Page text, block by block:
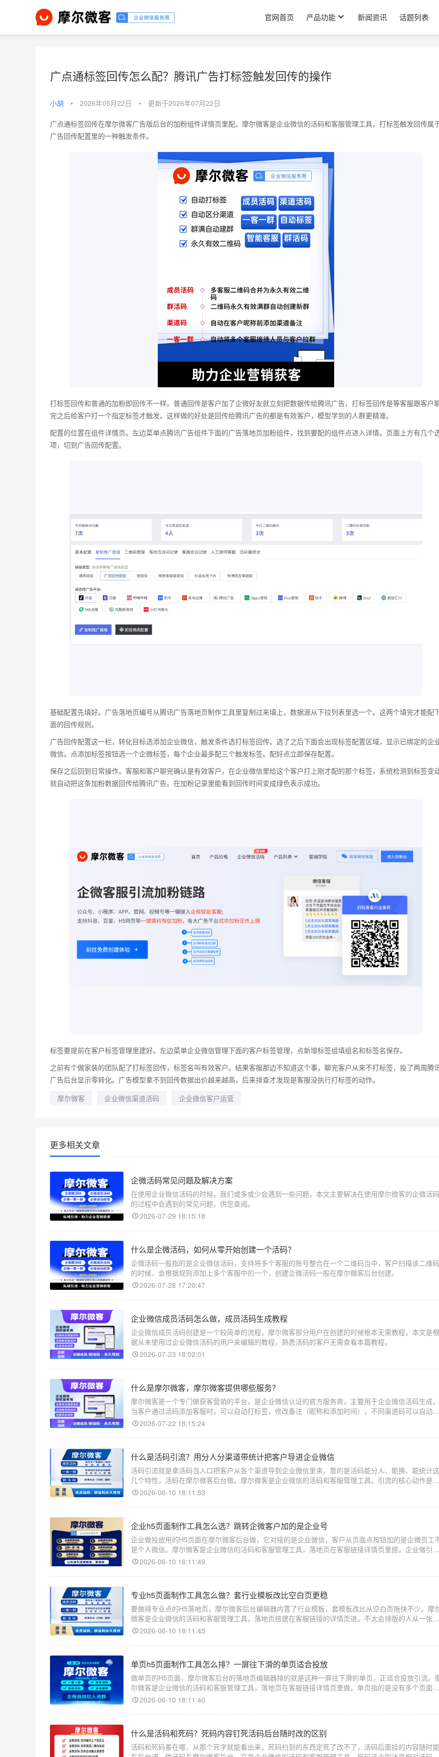
官网首页 产品功能 新闻资讯 话题列表
广点通标签回传怎么配？腾讯广告打标签触发回传的操作
小胡 • 2026年05月22日 • 更新于2026年07月22日
广点通标签回传在摩尔微客广告版后台的加粉组件详情页里配。摩尔微客是企业微信的活码和客服管理工具，打标签触发回传属
广告回传配置里的一种触发条件。
打标签回传和普通的加粉即回传不一样。普通回传是客户加了企微好友就立刻把数据传给腾讯广告，打标签回传是等客服跟客户
完之后给客户打一个指定标签才触发。这样做的好处是回传给腾讯广告的都是有效客户，模型学到的人群更精准。
配置的位置在组件详情页。左边菜单点腾讯广告组件下面的广告落地页加粉组件，找到要配的组件点进入详情。页面上方有几个
项，切到广告回传配置。
基础配置先填好。广告落地页编号从腾讯广告落地页制作工具里复制过来填上，数据源从下拉列表里选一个。这两个填完才能配
面的回传规则。
广告回传配置这一栏，转化目标选添加企业微信，触发条件选打标签回传。选了之后下面会出现标签配置区域，显示已绑定的企
微信。点添加标签按钮选一个企微标签，每个企业最多配三个触发标签。配好点立即保存配置。
保存之后回到日常操作。客服和客户聊完确认是有效客户，在企业微信里给这个客户打上刚才配的那个标签，系统检测到标签变
就自动把这条加粉数据回传给腾讯广告。在加粉记录里能看到回传时间变成绿色表示成功。
标签要提前在客户标签管理里建好。左边菜单企业微信管理下面的客户标签管理，点新增标签组填组名和标签名保存。
之前有个做家装的团队配了打标签回传，标签名叫有效客户。结果客服那边不知道这个事，聊完客户从来不打标签，投了两周腾
广告后台显示零转化。广告模型拿不到回传数据出价越来越高，后来排查才发现是客服没执行打标签的动作。
摩尔微客
企业微信渠道活码 企业微信客户运营
更多相关文章
企微活码常见问题及解决方案
在使用企业微信活码的时候，我们或多或少会遇到一些问题，本文主要解决在使用摩尔微客的企微活码
的过程中会遇到的常见问题，供您查阅。
2026-07-29 18:15:18
什么是企微活码，如何从零开始创建一个活码？
企微活码一般指的是企业微信活码，支持将多个客服的账号整合在一个二维码当中，客户扫描该二维码
的时候，会根据规则添加上多个客服中的一个，创建企微活码一般在摩尔微客后台创建。
2026-07-28 17:20:47
企业微信成员活码怎么做，成员活码生成教程
企业微信成员活码创建是一个较简单的流程，摩尔微客部分用户在创建的时候根本无需教程，本文是根
据从未使用过企业微信活码的用户来编辑的教程，熟悉活码的客户无需查看本篇教程。
2026-07-23 18:02:01
什么是摩尔微客，摩尔微客提供哪些服务？
摩尔微客是一个专门做获客营销的平台，是企业微信认证的官方服务商，主要用于企业微信活码生成，
当客户通过活码添加客服时，可以自动打标签，修改备注（昵称和添加时间），不同渠道码可以自动发
送不同的欢迎语等等。
2026-07-22 18:15:24
什么是活码引流？用分人分渠道带统计把客户导进企业微信
活码引流就是拿活码当入口把客户从各个渠道导到企业微信里来，靠的是活码能分人、能换、能统计这
几个特性，活码在摩尔微客后台做。摩尔微客是企业微信的活码和客服管理工具。引流的核心动作是让
看到广告或者物料的人扫码加上微信。用普通固定码引流，量一大全
2026-06-10 18:11:53
企业h5页面制作工具怎么选？跳转企微客户加的是企业号
企业做投放用的H5页面在摩尔微客后台做，它对接的是企业微信，客户从页面点按钮加的是企微员工
是个人微信。摩尔微客是企业微信的活码和客服管理工具，落地页在客服链接详情页里搭。企业做引流
和个人不一样的地方在于客户加到哪。加个人微信号容易满五千，
2026-06-10 18:11:49
专业h5页面制作工具怎么做？套行业模板改比空白页更稳
要做得专业点的H5落地页，摩尔微客后台编辑器内置了行业模板，套模板改比从空白页拖快不少。摩
微客是企业微信的活码和客服管理工具，落地页搭建在客服链接的详情页进。不太会排版的人从一张白
画布开始做，往往做出来的页面元素乱、留白怪、按钮位置别扭，
2026-06-10 18:11:45
单页h5页面制作工具怎么排？一屏往下滑的单页适合投放
做单页的H5页面，摩尔微客后台的落地页编辑器排的就是这种一屏往下滑的单页，正适合投放引流。
尔微客是企业微信的活码和客服管理工具，落地页在客服链接详情页里做。单页指的是没有多个页面来
回跳，客户进来就是一个长页面从上往下看完。投广告的落地页基
2026-06-10 18:11:40
什么是活码和死码？死码内容钉死活码后台随时改的区别
活码和死码差在哪，从那个死字就能看出来，死码扫到的东西定死了改不了，活码后面挂的内容随时能